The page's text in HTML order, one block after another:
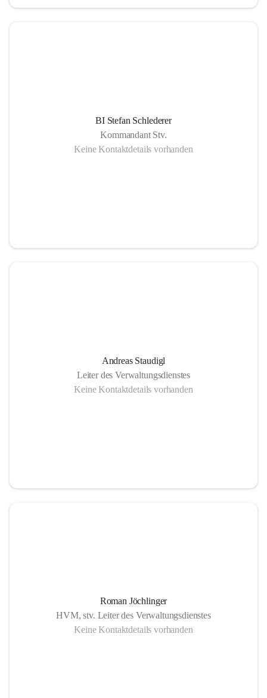
BI Stefan Schlederer
Kommandant Stv.
Keine Kontaktdetails vorhanden
Andreas Staudigl
Leiter des Verwaltungsdienstes
Keine Kontaktdetails vorhanden
Roman Jöchlinger
HVM, stv. Leiter des Verwaltungsdienstes
Keine Kontaktdetails vorhanden